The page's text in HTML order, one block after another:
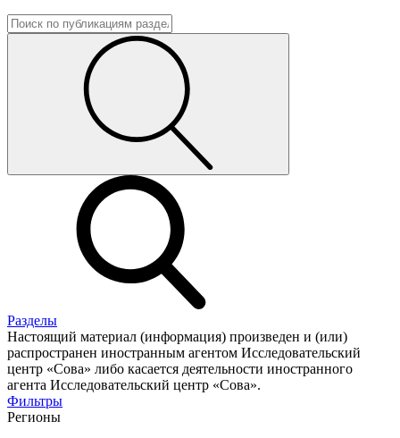
Разделы
Настоящий материал (информация) произведен и (или)
распространен иностранным агентом Исследовательский
центр «Сова» либо касается деятельности иностранного
агента Исследовательский центр «Сова».
Фильтры
Регионы